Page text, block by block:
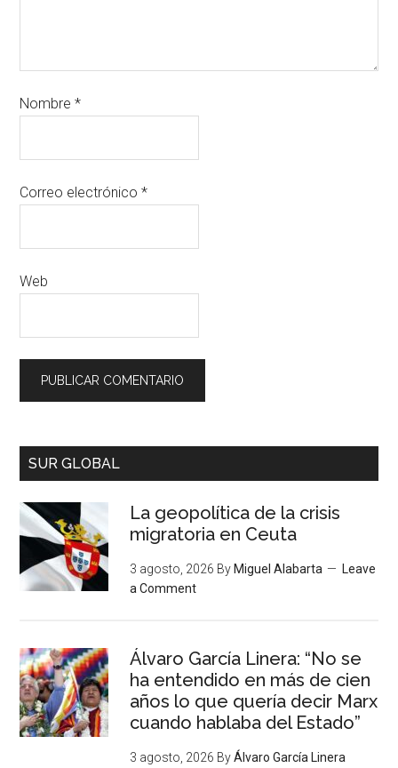
Nombre*
Correo electrónico*
Web
SUR GLOBAL
La geopolítica de la crisis
migratoria en Ceuta
3 agosto, 2026 By Miguel Alabarta
Leave
a Comment
Álvaro García Linera: “No se
ha entendido en más de cien
años lo que quería decir Marx
cuando hablaba del Estado”
3 agosto, 2026 ByÁlvaro García Linera